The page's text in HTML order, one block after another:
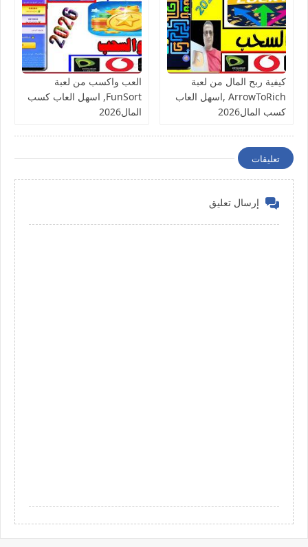
كيفية ربح المال من لعبة
ArrowToRich ,اسهل العاب
كسب المال2026
العب واكسب من لعبة
FunSort, اسهل العاب كسب
المال2026
تعليقات
إرسال تعليق